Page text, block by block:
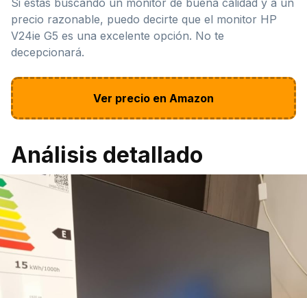
precio razonable, puedo decirte que el monitor HP
V24ie G5 es una excelente opción. No te
decepcionará.
Ver precio en Amazon
Análisis detallado